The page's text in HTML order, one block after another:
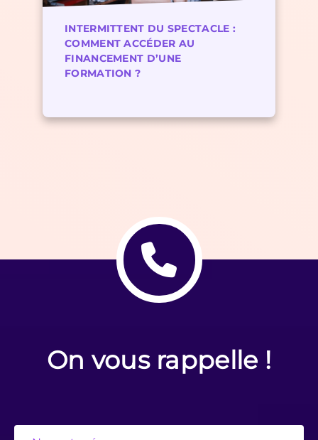
INTERMITTENT DU SPECTACLE :
COMMENT ACCÉDER AU
FINANCEMENT D’UNE
FORMATION ?
On vous rappelle !